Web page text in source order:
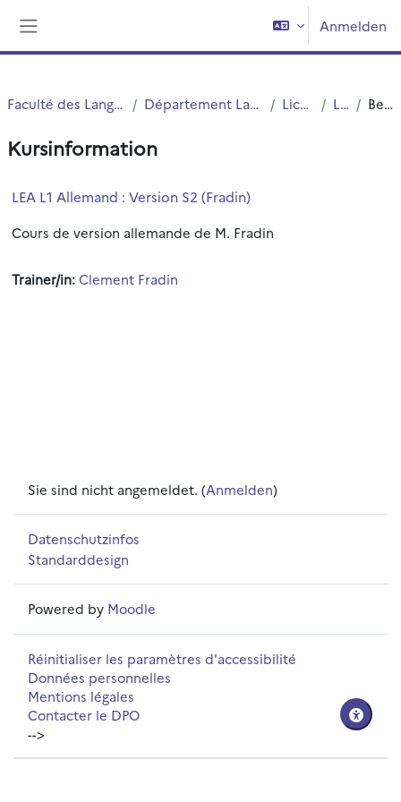
Anmelden
Faculté des Langues Cultures et Sociétés (FLCS) Département Langues Etrangères Appliquées (LEA) Licences (cours) Licence 1 Beschreibung
Kursinformation
LEA L1 Allemand : Version S2 (Fradin)
Cours de version allemande de M. Fradin
Trainer/in:Clement Fradin
Sie sind nicht angemeldet. (Anmelden)
Datenschutzinfos
Standarddesign
Powered by Moodle
Réinitialiser les paramètres d'accessibilité
Données personnelles
Mentions légales
Contacter le DPO
-->